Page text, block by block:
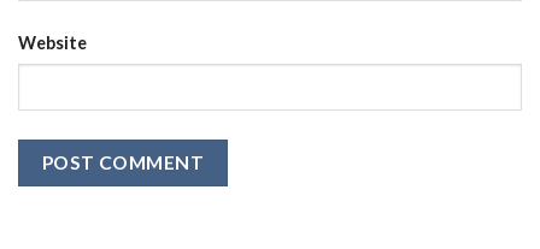
Website